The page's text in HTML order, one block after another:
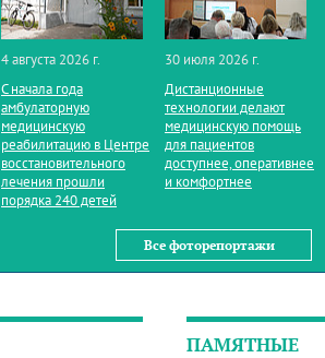
4 августа 2026 г.
С начала года
амбулаторную
медицинскую
реабилитацию в Центре
восстановительного
лечения прошли
порядка 240 детей
30 июля 2026 г.
Дистанционные
технологии делают
медицинскую помощь
для пациентов
доступнее, оперативнее
и комфортнее
Все фоторепортажи
ПАМЯТНЫЕ